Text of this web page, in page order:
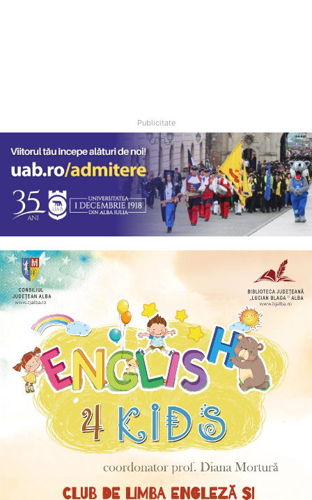
Publicitate